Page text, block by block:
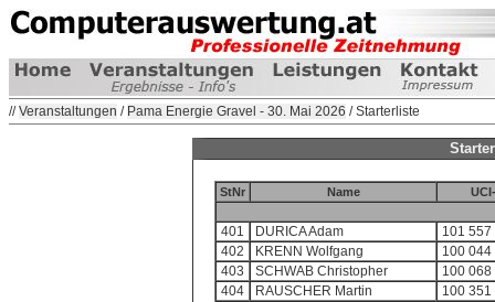
//Veranstaltungen / Pama Energie Gravel - 30. Mai 2026 / Starterliste
StNr Name
401 DURICA Adam
101
402
KRENN Wolfgang
100
403
SCHWAB Christopher
100
404
RAUSCHER Martin
100